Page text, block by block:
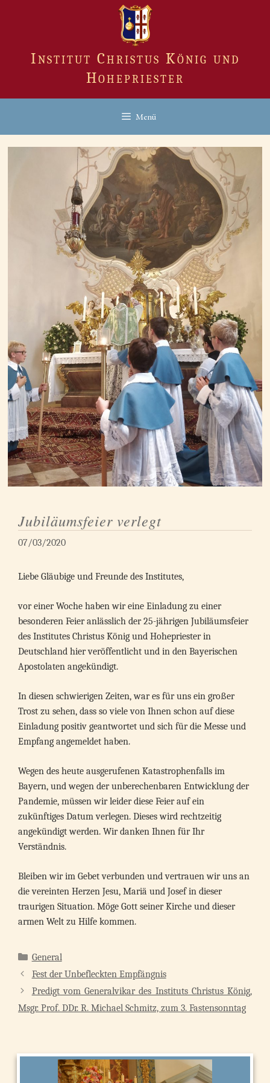
Institut Christus König und
Hohepriester
Menü
Jubiläumsfeier verlegt
07/03/2020
Liebe Gläubige und Freunde des Institutes,
vor einer Woche haben wir eine Einladung zu einer
besonderen Feier anlässlich der 25-jährigen Jubiläumsfeier
des Institutes Christus König und Hohepriester in
Deutschland hier veröffentlicht und in den Bayerischen
Apostolaten angekündigt.
In diesen schwierigen Zeiten, war es für uns ein großer
Trost zu sehen, dass so viele von Ihnen schon auf diese
Einladung positiv geantwortet und sich für die Messe und
Empfang angemeldet haben.
Wegen des heute ausgerufenen Katastrophenfalls im
Bayern, und wegen der unberechenbaren Entwicklung der
Pandemie, müssen wir leider diese Feier auf ein
zukünftiges Datum verlegen. Dieses wird rechtzeitig
angekündigt werden. Wir danken Ihnen für Ihr
Verständnis.
Bleiben wir im Gebet verbunden und vertrauen wir uns an
die vereinten Herzen Jesu, Mariä und Josef in dieser
traurigen Situation. Möge Gott seiner Kirche und dieser
armen Welt zu Hilfe kommen.
Kategorien
General
Fest der Unbefleckten Empfängnis
Predigt vom Generalvikar des Instituts Christus König,
Msgr. Prof. DDr. R. Michael Schmitz, zum 3. Fastensonntag